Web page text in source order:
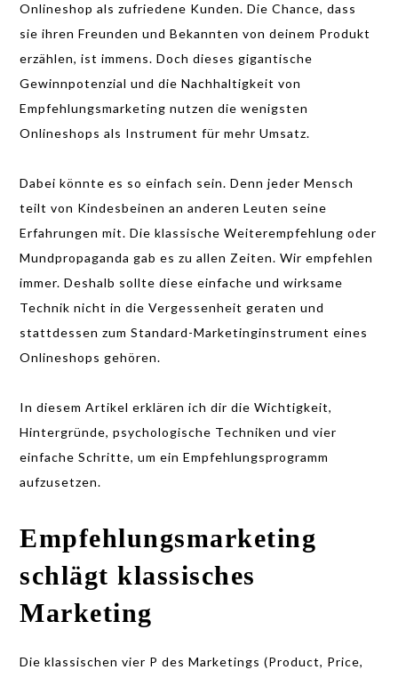
Onlineshop als zufriedene Kunden. Die Chance, dass
sie ihren Freunden und Bekannten von deinem Produkt
erzählen, ist immens. Doch dieses gigantische
Gewinnpotenzial und die Nachhaltigkeit von
Empfehlungsmarketing nutzen die wenigsten
Onlineshops als Instrument für mehr Umsatz.
Dabei könnte es so einfach sein. Denn jeder Mensch
teilt von Kindesbeinen an anderen Leuten seine
Erfahrungen mit. Die klassische Weiterempfehlung oder
Mundpropaganda gab es zu allen Zeiten. Wir empfehlen
immer. Deshalb sollte diese einfache und wirksame
Technik nicht in die Vergessenheit geraten und
stattdessen zum Standard-Marketinginstrument eines
Onlineshops gehören.
In diesem Artikel erklären ich dir die Wichtigkeit,
Hintergründe, psychologische Techniken und vier
einfache Schritte, um ein Empfehlungsprogramm
aufzusetzen.
Empfehlungsmarketing
schlägt klassisches
Marketing
Die klassischen vier P des Marketings (Product, Price,